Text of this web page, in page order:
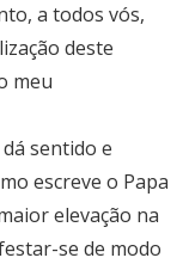
a todos vós,
deste
meu
sentido e
escreve o Papa
elevação na
se de modo